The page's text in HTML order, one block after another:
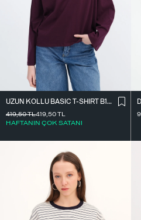
UZUN KOLLU BASIC T-SHIRT B10571
419,50TL
HAFTANIN ÇOK SATANI
419,50TL